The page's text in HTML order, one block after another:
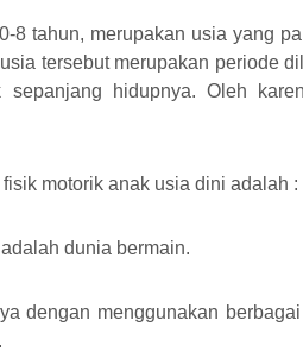
8 tahun, merupakan usia yang
tersebut merupakan periode
hidupnya. Oleh
motorik anak usia dini adalah :
dunia bermain.
dengan menggunakan